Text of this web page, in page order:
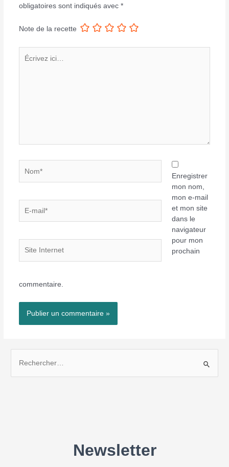
obligatoires sont indiqués avec *
Note de la recette
ici…
mail*
Internet
Enregistrer
mon nom,
mon e-mail
et mon site
dans le
navigateur
pour mon
prochain
commentaire.